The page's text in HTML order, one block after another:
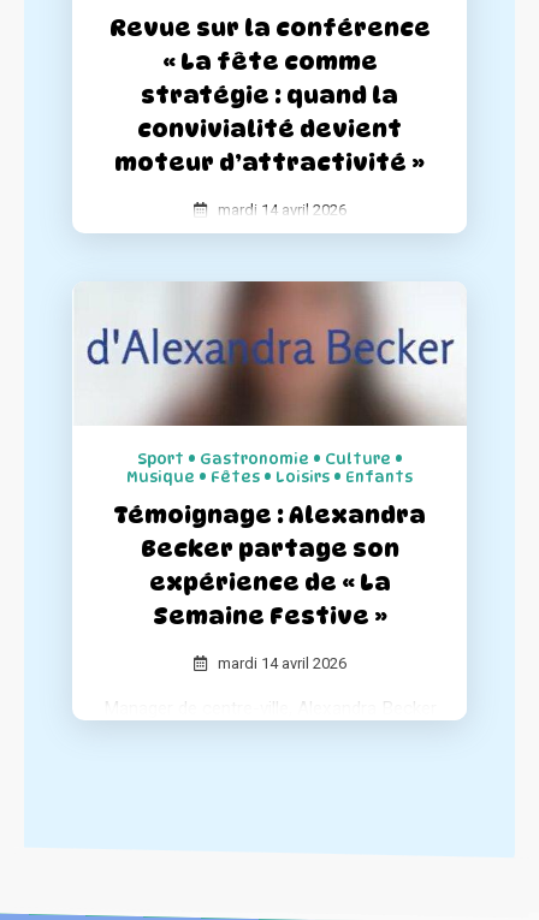
Revue sur la conférence
« La fête comme
stratégie : quand la
convivialité devient
moteur d’attractivité »
mardi 14 avril 2026
conférence « La fête comme stratégie :
d’attractivité » donné par La Fédération
Nationales des Centres Villes. Retour sur
les chiffres clés qui prouvent que
rentable pour les communes.
Sport • Gastronomie • Culture •
Musique • Fêtes • Loisirs • Enfants
Témoignage : Alexandra
Becker partage son
expérience de « La
Semaine Festive »
mardi 14 avril 2026
Manager de centre-ville, Alexandra Becker